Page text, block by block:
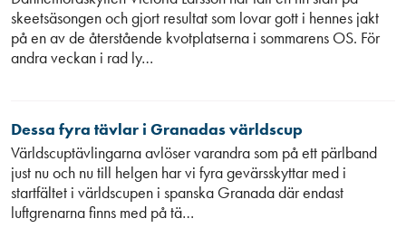
skeetsäsongen och gjort resultat som lovar gott i hennes jakt
på en av de återstående kvotplatserna i sommarens OS. För
andra veckan i rad ly…
Dessa fyra tävlar i Granadas världscup
Världscuptävlingarna avlöser varandra som på ett pärlband
just nu och nu till helgen har vi fyra gevärsskyttar med i
startfältet i världscupen i spanska Granada där endast
luftgrenarna finns med på tä…